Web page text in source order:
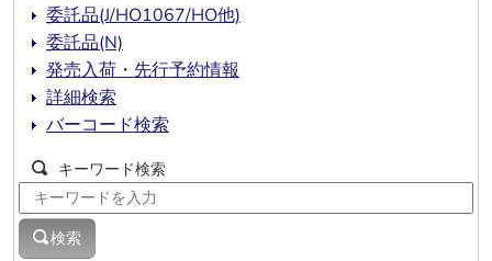
委託品(J/HO1067/HO他)
委託品(N)
発売入荷・先行予約情報
詳細検索
バーコード検索
キーワード検索
検索